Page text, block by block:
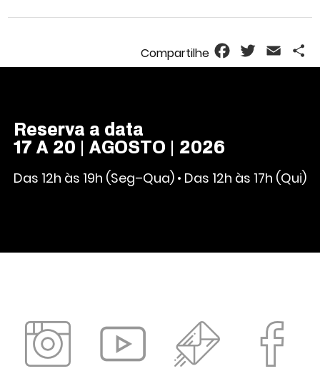
FacebookTwitterEmail
Reserva a data
17 A 20 | AGOSTO | 2026
Das 12h às 19h (Seg–Qua) • Das 12h às 17h (Qui)